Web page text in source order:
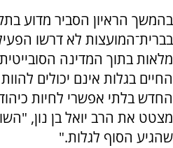
בהמשך הראיון הסביר מדוע
בברית־המועצות לא דרשו
מלאות בתוך המדינה
החיים בגלות אינם יכולים
החדש בלתי אפשרי לחיות
מצטט את הרב יואל בן נון,
שהגיע הסוף לגלות."